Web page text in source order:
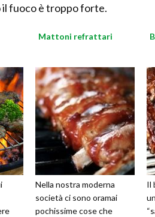
il fuoco è troppo forte.
Mattoni refrattari
Nella nostra moderna
società ci sono oramai
pochissime cose che
Il